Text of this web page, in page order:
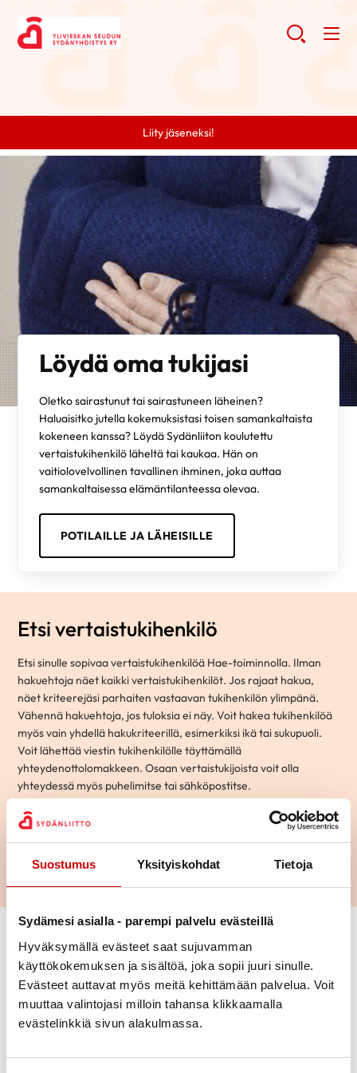
Suostumus Yksityiskohdat Tietoja
Sydämesi asialla - parempi palvelu evästeillä
Hyväksymällä evästeet saat sujuvamman
käyttökokemuksen ja sisältöä, joka sopii juuri sinulle.
Evästeet auttavat myös meitä kehittämään palvelua. Voit
muuttaa valintojasi milloin tahansa klikkaamalla
evästelinkkiä sivun alakulmassa.
Liity jäseneksi!
Löydä oma tukijasi
Oletko sairastunut tai sairastuneen läheinen?
Haluaisitko jutella kokemuksistasi toisen samankaltaista
kokeneen kanssa? Löydä Sydänliiton koulutettu
vertaistukihenkilö läheltä tai kaukaa. Hän on
vaitiolovelvollinen tavallinen ihminen, joka auttaa
samankaltaisessa elämäntilanteessa olevaa.
POTILAILLE JA LÄHEISILLE
Etsi vertaistukihenkilö
Etsi sinulle sopivaa vertaistukihenkilöä Hae-toiminnolla. Ilman
hakuehtoja näet kaikki vertaistukihenkilöt. Jos rajaat hakua,
näet kriteerejäsi parhaiten vastaavan tukihenkilön ylimpänä.
Vähennä hakuehtoja, jos tuloksia ei näy. Voit hakea tukihenkilöä
myös vain yhdellä hakukriteerillä, esimerkiksi ikä tai sukupuoli.
Voit lähettää viestin tukihenkilölle täyttämällä
yhteydenottolomakkeen. Osaan vertaistukijoista voit olla
yhteydessä myös puhelimitse tai sähköpostitse.
Vaihda suodattimet
Aihepiiri
Ikä